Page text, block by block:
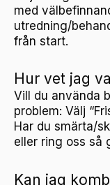
med
utredning/
från start.
Hur vet jag
Vill du använda
problem: Välj
Har du smärta/
eller ring oss så
Kan jag